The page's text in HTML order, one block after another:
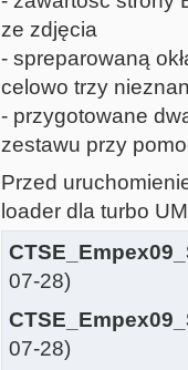
ze zdjęcia
- spreparowaną
celowo trzy
- przygotowane
zestawu przy
Przed
loader dla turbo
07-28)
07-28)